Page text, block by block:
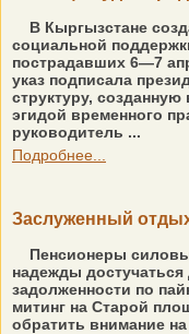
В Кыргызстане
социальной
пострадавших 6—7
указ подписала
структуру,
эгидой временного
руководитель ...
Подробнее...
Заслуженный
Пенсионеры
надежды
задолженности по
митинг на Старой
обратить внимание